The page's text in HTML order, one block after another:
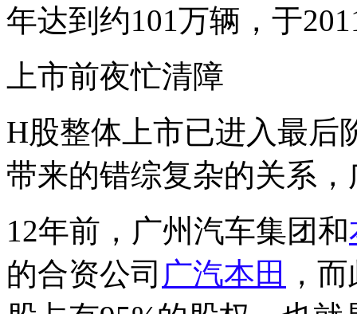
年达到约101万辆，于
上市前夜忙清障
H股整体上市已进入最后
带来的错综复杂的关系
12年前，广州汽车集团和
的合资公司 广汽本田
，